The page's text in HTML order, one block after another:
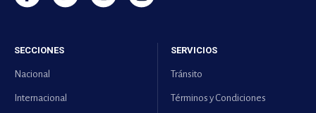
SECCIONES
Nacional
Internacional
SERVICIOS
Tránsito
Términos y Condiciones